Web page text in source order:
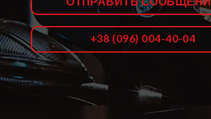
+38 (096) 004-40-04